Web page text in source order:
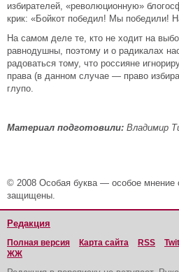
избирателей, «революционную»
крик: «Бойкот победил! Мы победили!
На самом деле те, кто не ходит на
равнодушны, поэтому и о радикалах
радоваться тому, что россияне
права (в данном случае — право
глупо.
Материал подготовили: Владимир
© 2008 Особая буква — особое мнение
защищены.
Редакция
Полная версия Карта сайта RSS
ЖЖ